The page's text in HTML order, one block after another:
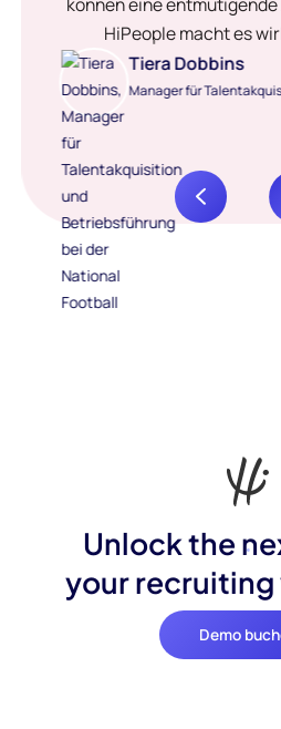
HiPeople macht es
Tiera Dobbins
Manager für
Unlock the
your
Demo